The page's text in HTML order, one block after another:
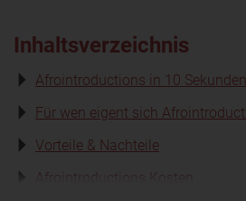
Inhaltsverzeichnis
Afrointroductions in 10 Sekunden
Für wen eigent sich
Vorteile & Nachteile
Afrointroductions Kosten